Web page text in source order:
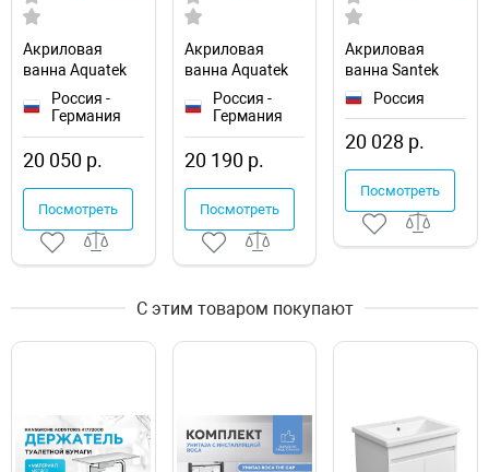
Акриловая
ванна Aquatek
Eco-friendly
София 170x70
Россия -
Германия
20 050 р.
Посмотреть
Акриловая
ванна Aquatek
Eco-friendly
Лайма 170х70
Россия -
Германия
20 190 р.
Посмотреть
Акриловая
ванна Santek
Фиджи 180x80
Россия
20 028 р.
Посмотреть
С этим товаром покупают